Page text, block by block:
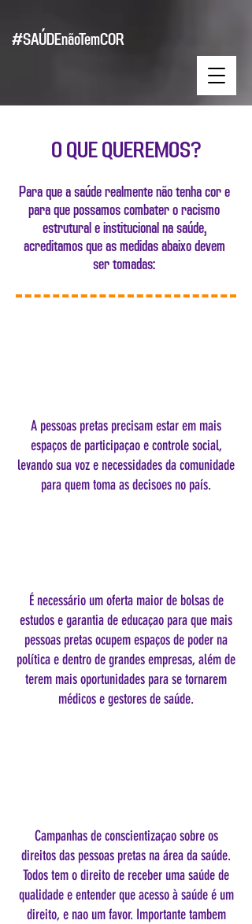
#SAÚDEnãoTemCOR
O QUE QUEREMOS?
Para que a saúde realmente não tenha cor e
para que possamos combater o racismo
estrutural e institucional na saúde,
acreditamos que as medidas abaixo devem
ser tomadas:
A pessoas pretas precisam estar em mais
espaços de participaçao e controle social,
levando sua voz e necessidades da comunidade
para quem toma as decisoes no país.
É necessário um oferta maior de bolsas de
estudos e garantia de educaçao para que mais
pessoas pretas ocupem espaços de poder na
política e dentro de grandes empresas, além de
terem mais oportunidades para se tornarem
médicos e gestores de saúde.
Campanhas de conscientizaçao sobre os
direitos das pessoas pretas na área da saúde.
Todos tem o direito de receber uma saúde de
qualidade e entender que acesso à saúde é um
direito, e nao um favor. Importante tambem